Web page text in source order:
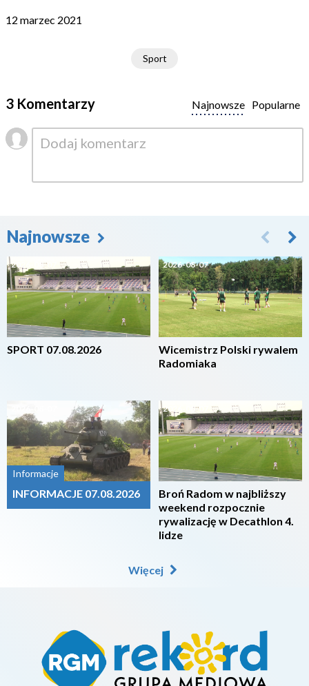
12 marzec 2021
Sport
3 Komentarzy Popularne
Najnowsze
Najnowsze
2026-08-07
SPORT 07.08.2026
Informacje
INFORMACJE 07.08.2026
2026-08-07
Wicemistrz Polski rywalem
Radomiaka
2026-08-07
Broń Radom w najbliższy
weekend rozpocznie
rywalizację w Decathlon 4.
lidze
Więcej